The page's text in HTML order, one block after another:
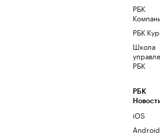
РБК
РБК
Школа
РБК
РБК
iOS
Android